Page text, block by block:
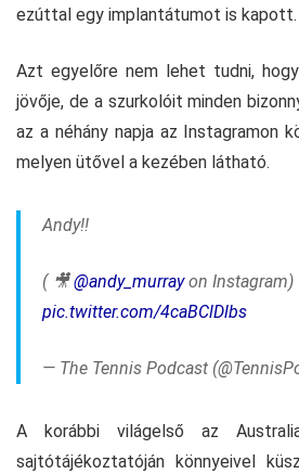
ezúttal egy implantátumot is kapott.
Azt egyelőre nem lehet tudni,
jövője, de a szurkolóit minden
az a néhány napja az Instagramon
melyen ütővel a kezében látható.
Andy!!
( 🎥@andy_murrayon Instagram)
pic.twitter.com/4caBClDlbs
— The Tennis Podcast
A korábbi világelső az
sajtótájékoztatóján könnyeivel